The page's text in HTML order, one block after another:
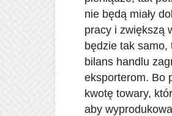
nie będą miały
pracy i zwiększą
będzie tak
bilans handlu
eksporterom. Bo
kwotę towary,
aby